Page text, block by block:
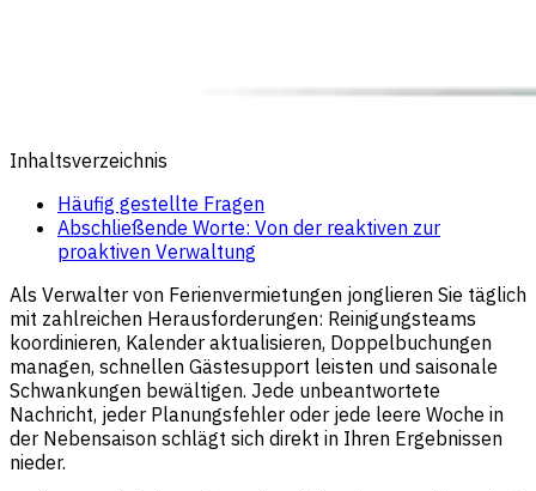
Inhaltsverzeichnis
Häufig gestellte Fragen
Abschließende Worte: Von der reaktiven zur
proaktiven Verwaltung
Als Verwalter von Ferienvermietungen jonglieren Sie täglich
mit zahlreichen Herausforderungen: Reinigungsteams
koordinieren, Kalender aktualisieren, Doppelbuchungen
managen, schnellen Gästesupport leisten und saisonale
Schwankungen bewältigen. Jede unbeantwortete
Nachricht, jeder Planungsfehler oder jede leere Woche in
der Nebensaison schlägt sich direkt in Ihren Ergebnissen
nieder.